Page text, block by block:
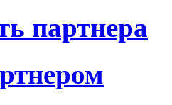
партнера